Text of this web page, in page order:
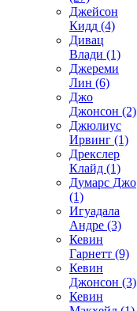
Джейсон
Кидд (4)
Дивац
Влади (1)
Джереми
Лин (6)
Джо
Джонсон (2)
Джюлиус
Ирвинг (1)
Дрекслер
Клайд (1)
Думарс Джо
(1)
Игуадала
Андре (3)
Кевин
Гарнетт (9)
Кевин
Джонсон (3)
Кевин